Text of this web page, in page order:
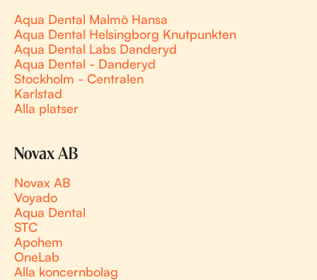
Aqua Dental Malmö Hansa
Aqua Dental Helsingborg Knutpunkten
Aqua Dental Labs Danderyd
Aqua Dental - Danderyd
Stockholm - Centralen
Karlstad
Alla platser
Novax AB
Novax AB
Voyado
Aqua Dental
STC
Apohem
OneLab
Alla koncernbolag